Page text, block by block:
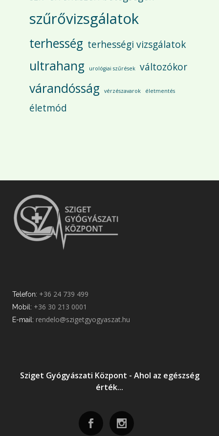
szűrővizsgálatok
terhesség terhességi vizsgálatok
ultrahang urológiai szűrések változókor
várandósság vérzészavarok életmentés
életmód
Telefon: +36 24 739 499
Mobil: +36 30 213 0001
E-mail: rendelo@szigetgyogyaszat.hu
Sziget Gyógyászati Központ - Ahol az egészség
érték...